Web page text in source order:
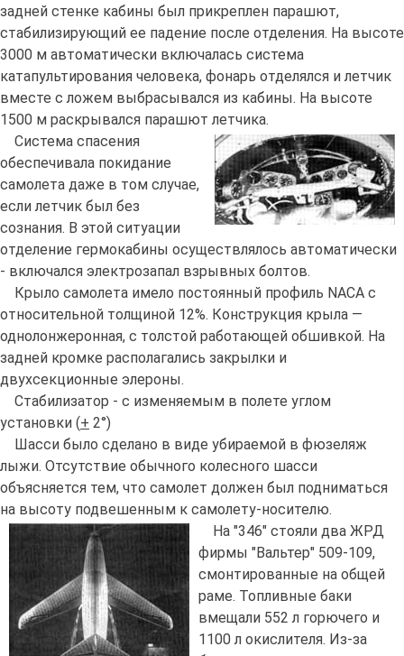
задней стенке кабины был прикреплен парашют,
стабилизирующий ее падение после отделения. На высоте
3000 м автоматически включалась система
катапультирования человека, фонарь отделялся и летчик
вместе с ложем выбрасывался из кабины. На высоте
1500 м раскрывался парашют летчика.
Система спасения
обеспечивала покидание
самолета даже в том случае,
если летчик был без
сознания. В этой ситуации
отделение гермокабины осуществлялось автоматически
- включался электрозапал взрывных болтов.
Крыло самолета имело постоянный профиль NACA с
относительной толщиной 12%. Конструкция крыла —
однолонжеронная, с толстой работающей обшивкой. На
задней кромке располагались закрылки и
двухсекционные элероны.
Стабилизатор - с изменяемым в полете углом
установки (+ 2°)
Шасси было сделано в виде убираемой в фюзеляж
лыжи. Отсутствие обычного колесного шасси
объясняется тем, что самолет должен был подниматься
на высоту подвешенным к самолету-носителю.
На "346" стояли два ЖРД
фирмы "Вальтер" 509-109,
смонтированные на общей
раме. Топливные баки
вмещали 552 л горючего и
1100 л окислителя. Из-за